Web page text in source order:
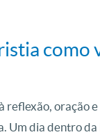
reflexão, oração
Um dia dentro